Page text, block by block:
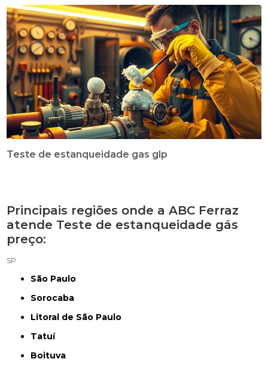
Teste de estanqueidade gas glp
Principais regiões onde a ABC Ferraz
atende Teste de estanqueidade gás
preço:
SP
São Paulo
Sorocaba
Litoral de São Paulo
Tatuí
Boituva